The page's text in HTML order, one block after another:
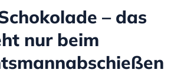
– das
nur beim